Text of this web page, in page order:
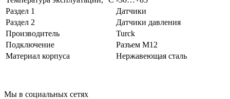
Раздел 1
Датчики
Раздел 2
Датчики давления
Производитель
Turck
Подключение
Разъем M12
Материал корпуса
Нержавеющая сталь
Мы в социальных сетях